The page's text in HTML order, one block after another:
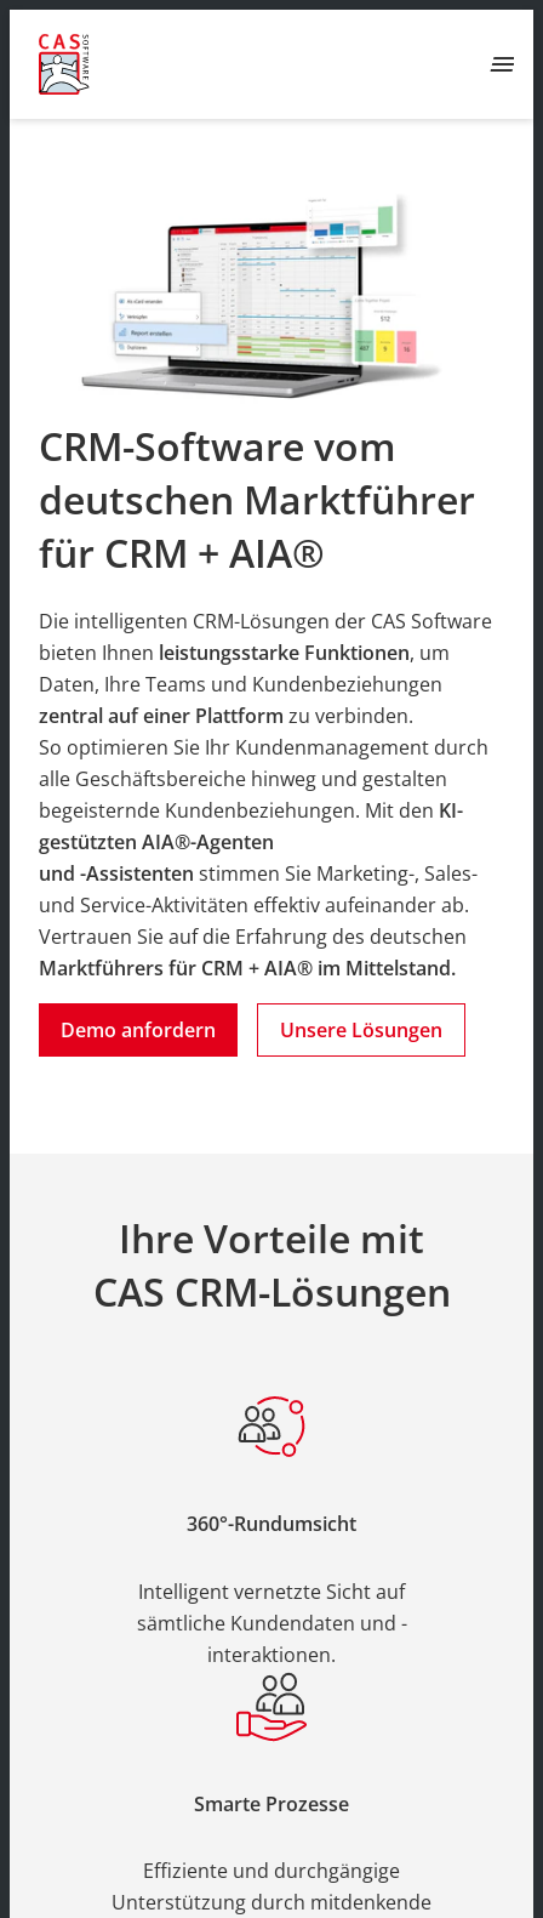
menu
CRM-Software vom
deutschen Marktführer
für CRM + AIA®
Die intelligenten CRM-Lösungen der CAS Software
bieten Ihnen leistungsstarke Funktionen, um
Daten, Ihre Teams und Kundenbeziehungen
zentral auf einer Plattform zu verbinden.
So optimieren Sie Ihr Kundenmanagement durch
alle Geschäftsbereiche hinweg und gestalten
begeisternde Kundenbeziehungen. Mit den KI-
gestützten AIA®-Agenten
und -Assistenten stimmen Sie Marketing-, Sales-
und Service-Aktivitäten effektiv aufeinander ab.
Vertrauen Sie auf die Erfahrung des deutschen
Marktführers für CRM + AIA® im Mittelstand.
Demo anfordern Unsere Lösungen
Ihre Vorteile mit
CAS CRM-Lösungen
360°-Rundumsicht
Intelligent vernetzte Sicht auf
sämtliche Kundendaten und -
interaktionen.
Smarte Prozesse
Effiziente und durchgängige
Unterstützung durch mitdenkende